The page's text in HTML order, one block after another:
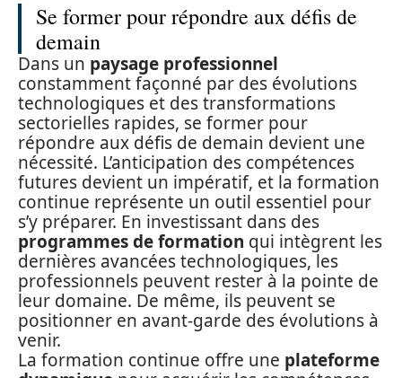
Se former pour répondre aux défis de
demain
Dans un paysage professionnel
constamment façonné par des évolutions
technologiques et des transformations
sectorielles rapides, se former pour
répondre aux défis de demain devient une
nécessité. L’anticipation des compétences
futures devient un impératif, et la formation
continue représente un outil essentiel pour
s’y préparer. En investissant dans des
programmes de formation qui intègrent les
dernières avancées technologiques, les
professionnels peuvent rester à la pointe de
leur domaine. De même, ils peuvent se
positionner en avant-garde des évolutions à
venir.
La formation continue offre une plateforme